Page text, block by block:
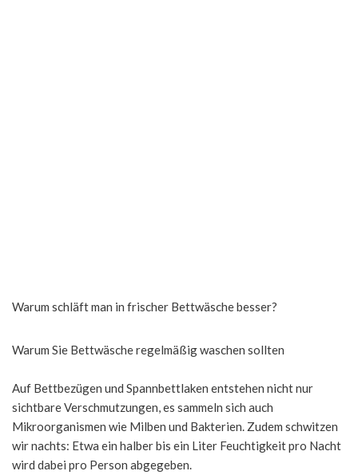
Warum schläft man in frischer Bettwäsche besser?
Warum Sie Bettwäsche regelmäßig waschen sollten
Auf Bettbezügen und Spannbettlaken entstehen nicht nur
sichtbare Verschmutzungen, es sammeln sich auch
Mikroorganismen wie Milben und Bakterien. Zudem schwitzen
wir nachts: Etwa ein halber bis ein Liter Feuchtigkeit pro Nacht
wird dabei pro Person abgegeben.